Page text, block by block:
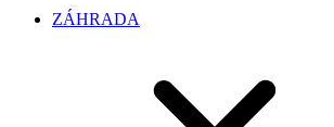
ZÁHRADA